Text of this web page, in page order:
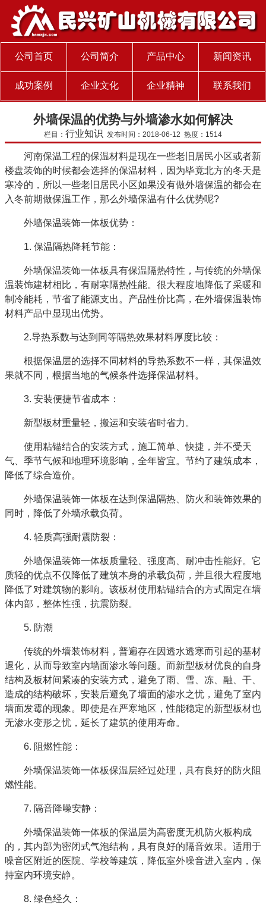
公司首页 公司简介 产品中心 新闻资讯
成功案例 企业文化 企业精神 联系我们
外墙保温的优势与外墙渗水如何解决
栏目： 行业知识 发布时间：2018-06-12 热度：1514
河南保温工程的保温材料是现在一些老旧居民小区或者新
楼盘装饰的时候都会选择的保温材料，因为毕竟北方的冬天是
寒冷的，所以一些老旧居民小区如果没有做外墙保温的都会在
入冬前期做保温工作，那么外墙保温有什么优势呢?
外墙保温装饰一体板优势：
1. 保温隔热降耗节能：
外墙保温装饰一体板具有保温隔热特性，与传统的外墙保
温装饰建材相比，有耐寒隔热性能。很大程度地降低了采暖和
制冷能耗，节省了能源支出。产品性价比高，在外墙保温装饰
材料产品中显现出优势。
2.导热系数与达到同等隔热效果材料厚度比较：
根据保温层的选择不同材料的导热系数不一样，其保温效
果就不同，根据当地的气候条件选择保温材料。
3. 安装便捷节省成本：
新型板材重量轻，搬运和安装省时省力。
使用粘锚结合的安装方式，施工简单、快捷，并不受天
气、季节气候和地理环境影响，全年皆宜。节约了建筑成本，
降低了综合造价。
外墙保温装饰一体板在达到保温隔热、防火和装饰效果的
同时，降低了外墙承载负荷。
4. 轻质高强耐震防裂：
外墙保温装饰一体板质量轻、强度高、耐冲击性能好。它
质轻的优点不仅降低了建筑本身的承载负荷，并且很大程度地
降低了对建筑物的影响。该板材使用粘锚结合的方式固定在墙
体内部，整体性强，抗震防裂。
5. 防潮
传统的外墙装饰材料，普遍存在因透水透寒而引起的基材
退化，从而导致室内墙面渗水等问题。而新型板材优良的自身
结构及板材间紧凑的安装方式，避免了雨、雪、冻、融、干、
造成的结构破坏，安装后避免了墙面的渗水之忧，避免了室内
墙面发霉的现象。即使是在严寒地区，性能稳定的新型板材也
无渗水变形之忧，延长了建筑的使用寿命。
6. 阻燃性能：
外墙保温装饰一体板保温层经过处理，具有良好的防火阻
燃性能。
7. 隔音降噪安静：
外墙保温装饰一体板的保温层为高密度无机防火板构成
的，其内部为密闭式气泡结构，具有良好的隔音效果。适用于
噪音区附近的医院、学校等建筑，降低室外噪音进入室内，保
持室内环境安静。
8. 绿色经久：